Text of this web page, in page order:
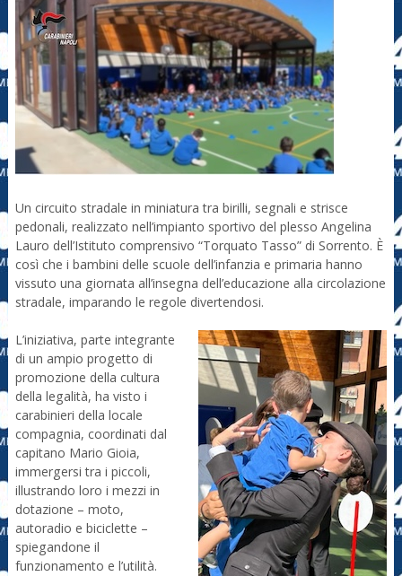
Un circuito stradale in miniatura tra birilli, segnali e strisce
pedonali, realizzato nell’impianto sportivo del plesso Angelina
Lauro dell’Istituto comprensivo “Torquato Tasso” di Sorrento. È
così che i bambini delle scuole dell’infanzia e primaria hanno
vissuto una giornata all’insegna dell’educazione alla circolazione
stradale, imparando le regole divertendosi.
L’iniziativa, parte integrante
di un ampio progetto di
promozione della cultura
della legalità, ha visto i
carabinieri della locale
compagnia, coordinati dal
capitano Mario Gioia,
immergersi tra i piccoli,
illustrando loro i mezzi in
dotazione – moto,
autoradio e biciclette –
spiegandone il
funzionamento e l’utilità.